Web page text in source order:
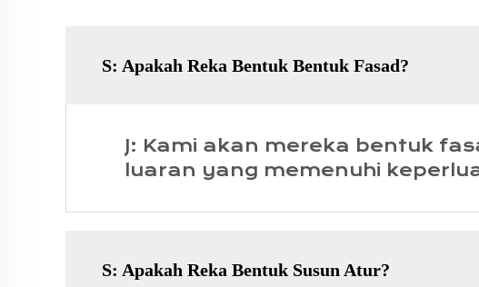
S: Apakah Reka Bentuk Bentuk Fasad?
J: Kami akan mereka bentuk
luaran yang memenuhi
S: Apakah Reka Bentuk Susun Atur?